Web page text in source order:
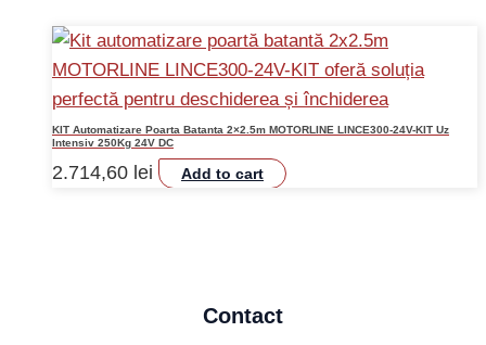
KIT Automatizare Poarta Batanta 2×2.5m MOTORLINE LINCE300-24V-KIT Uz
Intensiv 250Kg 24V DC
2.714,60 lei Add to cart
Contact